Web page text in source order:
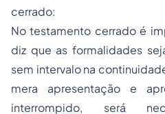
cerrado:
No testamento cerrado é
diz que as formalidades
sem intervalo na
mera apresentação e
interrompido, será